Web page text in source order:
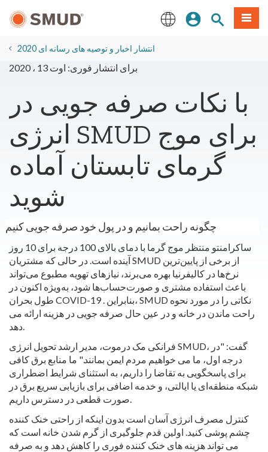
اصلی
ورودسایتمنو
2020 انتشار اخبار و توصیه های رسانه ای
برای انتشار فوری: اوت 13 ، 2020
با نکات صرفه جویی در
انرژی SMUD برای موج
گرمای تابستان آماده
شوید
چگونه راحت بمانیم و در پول خود صرفه جویی کنیم
ساکرامنتو منتظر موج گرما با دمای بالای 100 درجه برای 10 روز
آینده است. در حالی که مشتریان SMUD از برخی از پایین‌ترین
نرخ‌ها در کالیفرنیا بهره می‌برند، نیازهای تهویه مطبوع می‌تواند
باعث استفاده مشتری و صورت‌حساب‌ها شود، به‌ویژه اکنون در
طول بحران COVID-19 . بنابراین، SMUD نکاتی را در مورد نحوه
راحت ماندن در خانه و در عین حال صرفه جویی در هزینه ارائه می
دهد.
فرانکی مک درموت، مدیر ارشد تحویل انرژی SMUD، گفت: "در
درجه اول، ما می خواهیم مردم ایمن بمانند." ما منابع برق کافی
برای پاسخگویی به تقاضا را داریم، به استثنای شرایط اضطراری
شبکه منطقه‌ای یا ایالتی، و خدمه اضافی برای بازیابی سریع برق در
صورت قطعی در دسترس داریم.
کنترل مصرف انرژی آسان است بدون اینکه از راحتی خنک کننده
چشم پوشی کنید. اولین قدم جلوگیری از گرم شدن خانه است که
می تواند هزینه های خنک کننده فوری را کاهش دهد و به صرفه